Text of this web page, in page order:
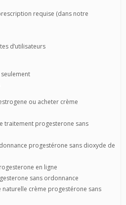
requise (dans notre
d’utilisateurs
ou acheter crème
traitement progesterone sans
progestérone sans dioxyde de
en ligne
sans ordonnance
crème progestérone sans